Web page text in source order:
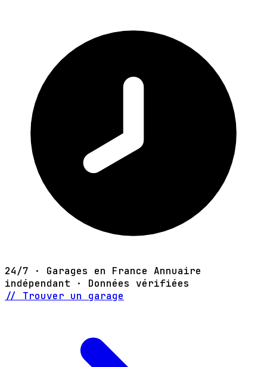
24/7 · Garages en France Annuaire
indépendant · Données vérifiées
// Trouver un garage